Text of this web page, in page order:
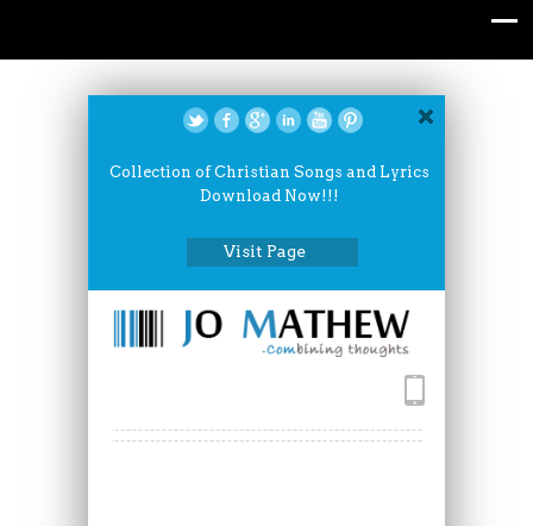
Collection of Christian Songs and Lyrics
Download Now!!!
Visit Page